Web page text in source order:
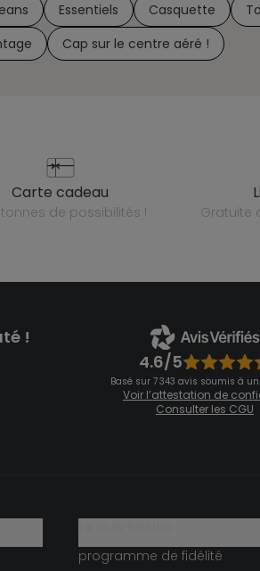
Essentiels Casquette
Cap sur le centre aéré !
carte cadeau
tonnes de possibilités !
!
4.6/5
Basé sur 7 343 avis soumis à
Voir l’attestation de
Consulter les CGU
programme de fidélité